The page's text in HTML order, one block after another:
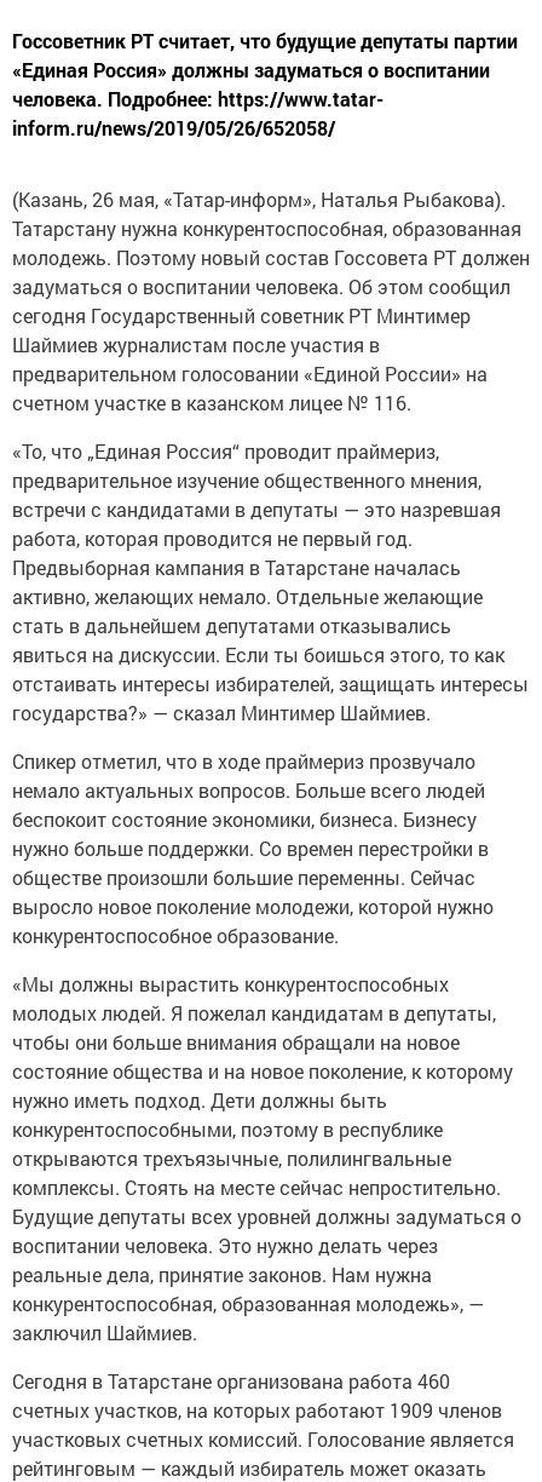
Госсоветник РТ считает, что будущие депутаты партии
«Единая Россия» должны задуматься о воспитании
человека. Подробнее: https://www.tatar-
inform.ru/news/2019/05/26/652058/
(Казань, 26 мая, «Татар-информ», Наталья Рыбакова).
Татарстану нужна конкурентоспособная, образованная
молодежь. Поэтому новый состав Госсовета РТ должен
задуматься о воспитании человека. Об этом сообщил
сегодня Государственный советник РТ Минтимер
Шаймиев журналистам после участия в
предварительном голосовании «Единой России» на
счетном участке в казанском лицее № 116.
«То, что „Единая Россия“ проводит праймериз,
предварительное изучение общественного мнения,
встречи с кандидатами в депутаты — это назревшая
работа, которая проводится не первый год.
Предвыборная кампания в Татарстане началась
активно, желающих немало. Отдельные желающие
стать в дальнейшем депутатами отказывались
явиться на дискуссии. Если ты боишься этого, то как
отстаивать интересы избирателей, защищать интересы
государства?» — сказал Минтимер Шаймиев.
Спикер отметил, что в ходе праймериз прозвучало
немало актуальных вопросов. Больше всего людей
беспокоит состояние экономики, бизнеса. Бизнесу
нужно больше поддержки. Со времен перестройки в
обществе произошли большие переменны. Сейчас
выросло новое поколение молодежи, которой нужно
конкурентоспособное образование.
«Мы должны вырастить конкурентоспособных
молодых людей. Я пожелал кандидатам в депутаты,
чтобы они больше внимания обращали на новое
состояние общества и на новое поколение, к которому
нужно иметь подход. Дети должны быть
конкурентоспособными, поэтому в республике
открываются трехъязычные, полилингвальные
комплексы. Стоять на месте сейчас непростительно.
Будущие депутаты всех уровней должны задуматься о
воспитании человека. Это нужно делать через
реальные дела, принятие законов. Нам нужна
конкурентоспособная, образованная молодежь», —
заключил Шаймиев.
Сегодня в Татарстане организована работа 460
счетных участков, на которых работают 1909 членов
участковых счетных комиссий. Голосование является
рейтинговым — каждый избиратель может оказать